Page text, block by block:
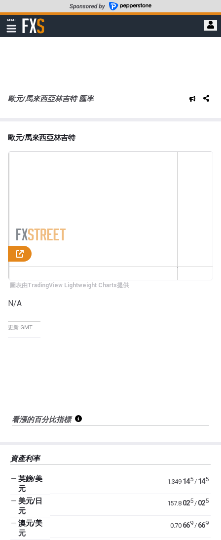
至
要
MENU
顯
示
FXStreet
歐元/馬來西亞林吉特 匯率
歐元/馬來西亞林吉特
圖表由TradingView Lightweight Charts提供
N/A
更新 GMT
看漲的百分比指標
資產利率
— 英鎊/美
元
1.349 145/ 145
— 美元/日
元
157.8 025/ 025
— 澳元/美
元
0.70 669/ 669